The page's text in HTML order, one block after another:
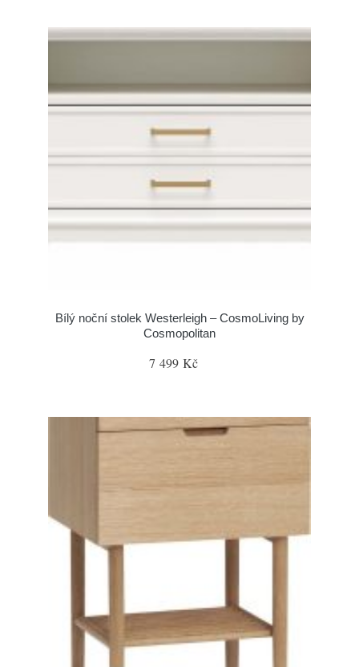
Bílý noční stolek Westerleigh – CosmoLiving by
Cosmopolitan
7 499 Kč